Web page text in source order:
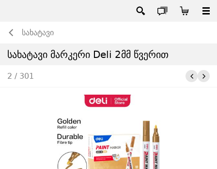
სახატავი
სახატავი მარკერი Deli 2მმ წვერით
2 / 301